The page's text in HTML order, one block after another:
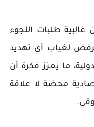
غالبية طلبات اللجوء
لغياب أي تهديد
ما يعزز فكرة أن
محضةلا علاقة